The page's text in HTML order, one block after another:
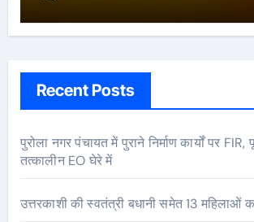
Recent Posts
पुरोला नगर पंचायत में पुराने निर्माण कार्यों पर FIR,
तत्कालीन EO घेरे में
उत्तरकाशी की स्वतंत्री बधानी समेत 13